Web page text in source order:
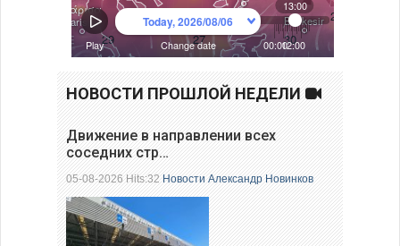
НОВОСТИ ПРОШЛОЙ НЕДЕЛИ
Движение в направлении всех
соседних стр…
05-08-2026 Hits:32Новости Александр Новинков